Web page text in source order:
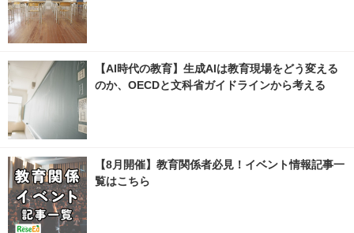
【AI時代の教育】生成AIは教育現場をどう変える
のか、OECDと文科省ガイドラインから考える
【8月開催】教育関係者必見！イベント情報記事一
覧はこちら